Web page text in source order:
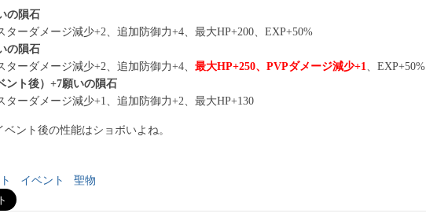
の隕石
ターダメージ減少+2、追加防御力+4、最大HP+200、EXP+50%
の隕石
ターダメージ減少+2、追加防御力+4、 最大HP+250、PVPダメージ減少+1、EXP+50%
ント後）+7願いの隕石
ターダメージ減少+1、追加防御力+2、最大HP+130
ベント後の性能はショボいよね。
イベント 聖物